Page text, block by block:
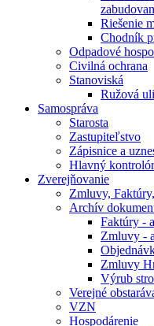
Riešenie
Chodník
Odpadové
Civilná ochrana
Stanoviská
Ružová
Samospráva
Starosta
Zastupiteľstvo
Zápisnice a
Hlavný
Zverejňovanie
Zmluvy,
Archív
Faktúry -
Zmluvy -
Zmluvy
Výrub
Verejné
VZN
Hospodárenie